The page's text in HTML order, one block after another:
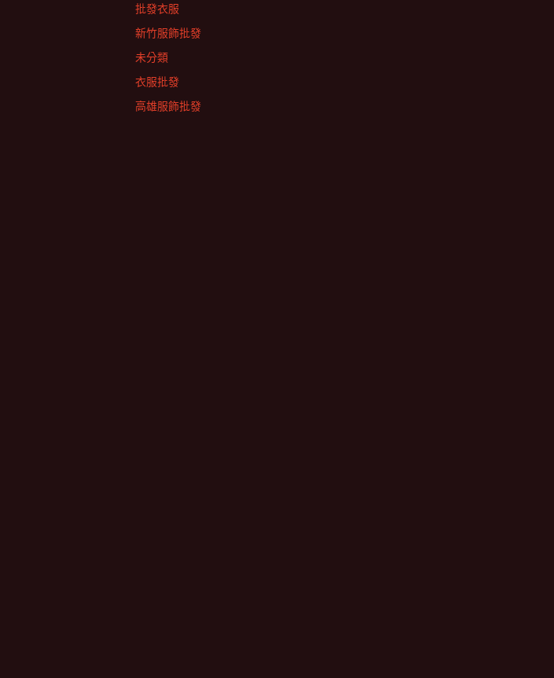
批發衣服
新竹服飾批發
未分類
衣服批發
高雄服飾批發